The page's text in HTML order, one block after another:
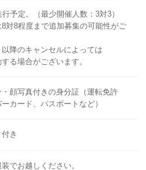
行予定。（最少開催人数：3対3）
対8程度まで追加募集の可能性がご
降のキャンセルによっては
る場合がございます。
・顔写真付きの身分証（運転免許
カード、パスポートなど）
き
でお越しください。